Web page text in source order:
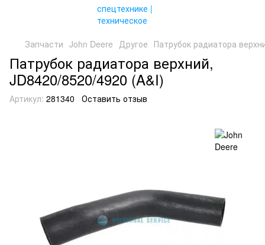
Запчасти John Deere Другое Патрубок радиатора
Патрубок радиатора верхний,
JD8420/8520/4920 (A&I)
Артикул: 281340 Оставить отзыв